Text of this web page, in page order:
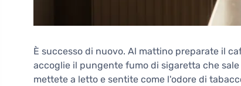
È successo di nuovo. Al mattino preparate il
accoglie il pungente fumo di sigaretta che
mettete a letto e sentite come l'odore di